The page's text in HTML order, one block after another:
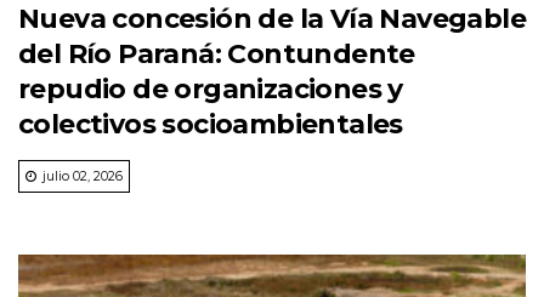
Nueva concesión de la Vía Navegable
del Río Paraná: Contundente
repudio de organizaciones y
colectivos socioambientales
julio 02, 2026